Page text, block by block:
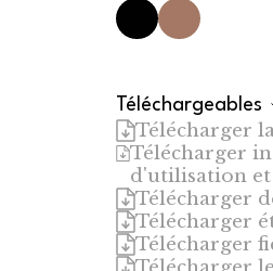
NOA-
Téléchargeables
Télécharger
Télécharger
d'utilisation
Télécharger
Télécharger
Télécharger